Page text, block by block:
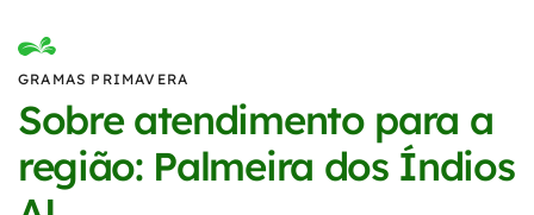
GRAMAS PRIMAVERA
Sobre atendimento para a
região: Palmeira dos Índios